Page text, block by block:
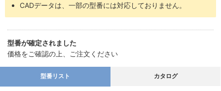
CADデータは、一部の型番には対応しておりません。
型番が確定されました
価格をご確認の上、ご注文ください
型番リスト カタログ